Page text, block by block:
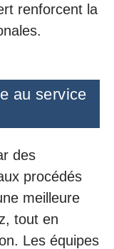
renforcent la
au service
des
procédés
meilleure
tout en
Les équipes